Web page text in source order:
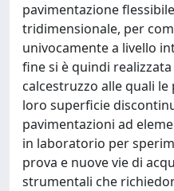
pavimentazione
tridimensionale, per
univocamente a livello
fine si è quindi
calcestruzzo alle quali
loro superficie
pavimentazioni ad
in laboratorio per
prova e nuove vie di
strumentali che